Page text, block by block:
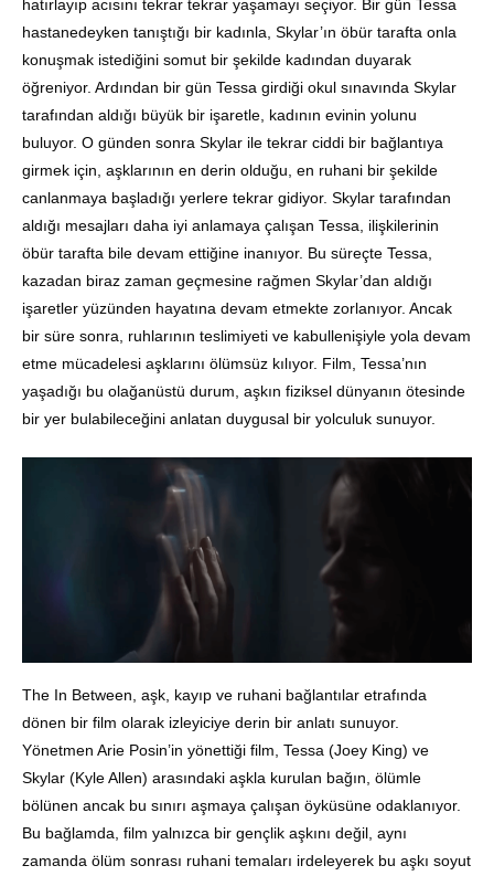
hatırlayıp acısını tekrar tekrar yaşamayı seçiyor. Bir gün Tessa
hastanedeyken tanıştığı bir kadınla, Skylar’ın öbür tarafta onla
konuşmak istediğini somut bir şekilde kadından duyarak
öğreniyor. Ardından bir gün Tessa girdiği okul sınavında Skylar
tarafından aldığı büyük bir işaretle, kadının evinin yolunu
buluyor. O günden sonra Skylar ile tekrar ciddi bir bağlantıya
girmek için, aşklarının en derin olduğu, en ruhani bir şekilde
canlanmaya başladığı yerlere tekrar gidiyor. Skylar tarafından
aldığı mesajları daha iyi anlamaya çalışan Tessa, ilişkilerinin
öbür tarafta bile devam ettiğine inanıyor. Bu süreçte Tessa,
kazadan biraz zaman geçmesine rağmen Skylar’dan aldığı
işaretler yüzünden hayatına devam etmekte zorlanıyor. Ancak
bir süre sonra, ruhlarının teslimiyeti ve kabullenişiyle yola devam
etme mücadelesi aşklarını ölümsüz kılıyor. Film, Tessa’nın
yaşadığı bu olağanüstü durum, aşkın fiziksel dünyanın ötesinde
bir yer bulabileceğini anlatan duygusal bir yolculuk sunuyor.
The In Between, aşk, kayıp ve ruhani bağlantılar etrafında
dönen bir film olarak izleyiciye derin bir anlatı sunuyor.
Yönetmen Arie Posin’in yönettiği film, Tessa (Joey King) ve
Skylar (Kyle Allen) arasındaki aşkla kurulan bağın, ölümle
bölünen ancak bu sınırı aşmaya çalışan öyküsüne odaklanıyor.
Bu bağlamda, film yalnızca bir gençlik aşkını değil, aynı
zamanda ölüm sonrası ruhani temaları irdeleyerek bu aşkı soyut